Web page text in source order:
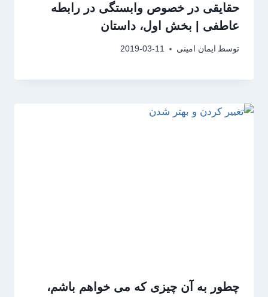
حقایقی در خصوص وابستگی در رابطه
عاطفی | بخش اول، داستان
توسط ایمان امینی 2019-03-11
چطور به آن چیزی که می خواهم باشم،